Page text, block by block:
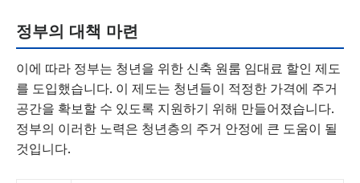
정부의 대책 마련
이에 따라 정부는 청년을 위한 신축 원룸 임대료 할인 제도
를 도입했습니다. 이 제도는 청년들이 적정한 가격에 주거
공간을 확보할 수 있도록 지원하기 위해 만들어졌습니다.
정부의 이러한 노력은 청년층의 주거 안정에 큰 도움이 될
것입니다.